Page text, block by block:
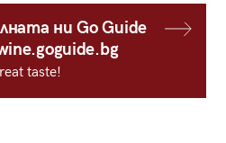
ни Go Guide
taste!